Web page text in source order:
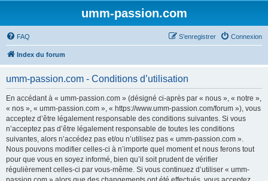
umm-passion.com
FAQ Connexion
S’enregistrer
Index du forum
umm-passion.com - Conditions d’utilisation
En accédant à « umm-passion.com » (désigné ci-après par « nous », « notre »,
« nos », « umm-passion.com », « https://www.umm-passion.com/forum »), vous
acceptez d’être légalement responsable des conditions suivantes. Si vous
n’acceptez pas d’être légalement responsable de toutes les conditions
suivantes, alors n’accédez pas et/ou n’utilisez pas « umm-passion.com ».
Nous pouvons modifier celles-ci à n’importe quel moment et nous ferons tout
pour que vous en soyez informé, bien qu’il soit prudent de vérifier
régulièrement celles-ci par vous-même. Si vous continuez d’utiliser « umm-